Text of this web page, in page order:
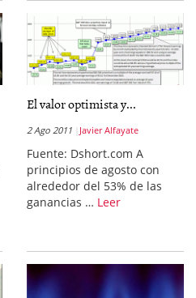
El valor optimista y...
2 Ago 2011 Javier Alfayate
Fuente: Dshort.com A
principios de agosto con
alrededor del 53% de las
ganancias … Leer